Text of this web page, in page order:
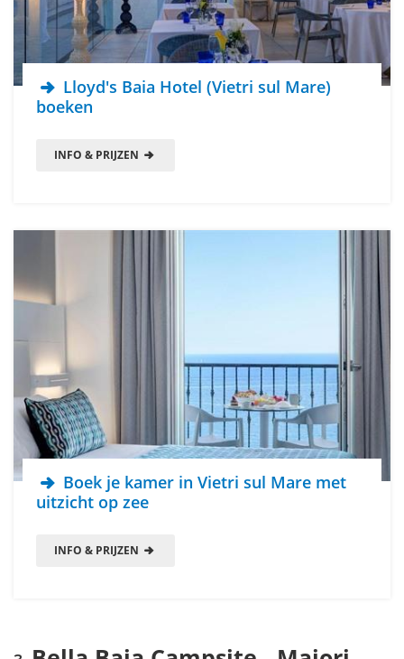
Lloyd's Baia Hotel (Vietri sul Mare)
boeken
INFO & PRIJZEN
Boek je kamer in Vietri sul Mare met
uitzicht op zee
INFO & PRIJZEN